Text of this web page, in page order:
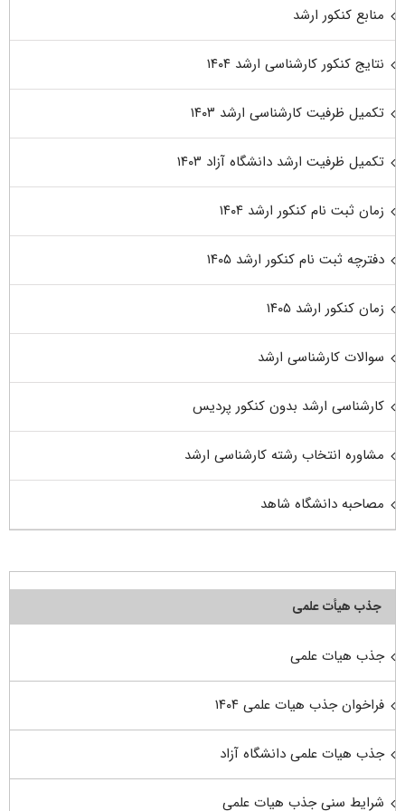
منابع کنکور ارشد
نتایج کنکور کارشناسی ارشد ۱۴۰۴
تکمیل ظرفیت کارشناسی ارشد ۱۴۰۳
تکمیل ظرفیت ارشد دانشگاه آزاد ۱۴۰۳
زمان ثبت نام کنکور ارشد ۱۴۰۴
دفترچه ثبت نام کنکور ارشد ۱۴۰۵
زمان کنکور ارشد ۱۴۰۵
سوالات کارشناسی ارشد
کارشناسی ارشد بدون کنکور پردیس
مشاوره انتخاب رشته کارشناسی ارشد
مصاحبه دانشگاه شاهد
جذب هیأت علمی
جذب هیات علمی
فراخوان جذب هیات علمی ۱۴۰۴
جذب هیات علمی دانشگاه آزاد
شرایط سنی جذب هیات علمی